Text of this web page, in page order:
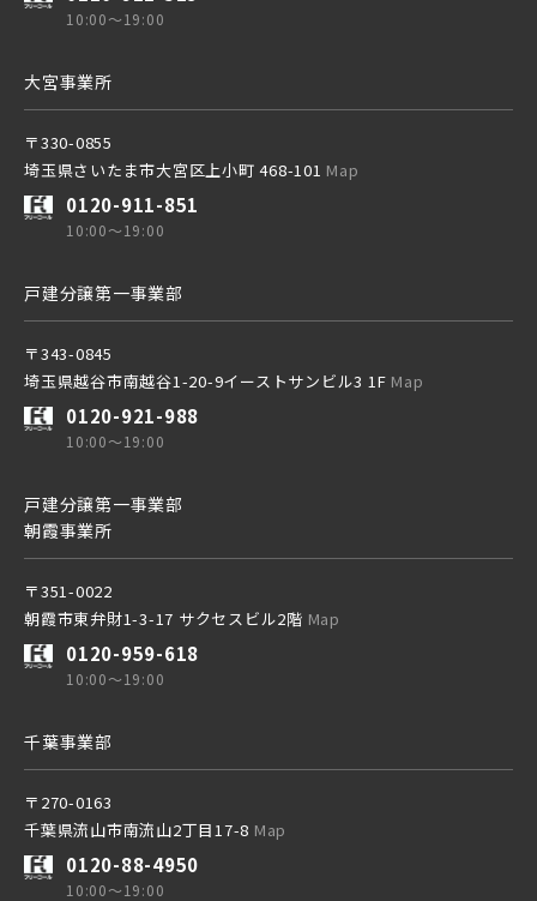
10:00～19:00
大宮事業所
〒330-0855
埼玉県さいたま市大宮区上小町 468-101 Map
0120-911-851
10:00～19:00
戸建分譲第一事業部
〒343-0845
埼玉県越谷市南越谷1-20-9イーストサンビル3 1F Map
0120-921-988
10:00～19:00
戸建分譲第一事業部
朝霞事業所
〒351-0022
朝霞市東弁財1-3-17 サクセスビル2階 Map
0120-959-618
10:00～19:00
千葉事業部
〒270-0163
千葉県流山市南流山2丁目17-8 Map
0120-88-4950
10:00～19:00